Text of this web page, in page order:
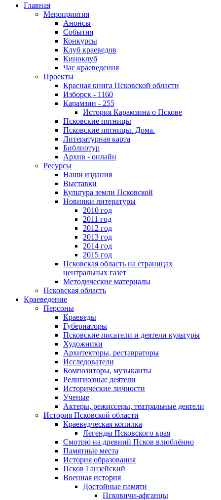
Главная
Мероприятия
Анонсы
События
Конкурсы
Клуб краеведов
Киноклуб
Час краеведения
Проекты
Красная книга Псковской области
Изборск - 1160
Карамзин - 255
История Карамзина о Пскове
Псковские пятницы
Псковские пятницы. Дома.
Литературная карта
Библиотур
Архив - онлайн
Ресурсы
Наши издания
Выставки
Культура земли Псковской
Новинки литературы
2010 год
2011 год
2012 год
2013 год
2014 год
2015 год
Псковская область на страницах
центральных газет
Методические материалы
Псковская область
Краеведение
Персоны
Краеведы
Губернаторы
Псковские писатели и деятели культуры
Художники
Архитекторы, реставраторы
Исследователи
Композиторы, музыканты
Религиозные деятели
Исторические личности
Ученые
Актеры, режиссеры, театральные деятели
История Псковской области
Краеведческая копилка
Легенды Псковского края
Смотрю на древний Псков влюблённо
Памятные места
История образования
Псков Ганзейский
Военная история
Достойные памяти
Псковичи-афганцы